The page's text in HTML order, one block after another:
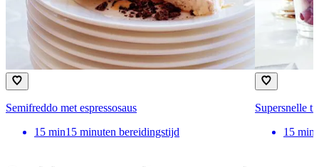
Semifreddo met espressosaus
15 min15 minuten bereidingstijd
Supersnelle
15 min